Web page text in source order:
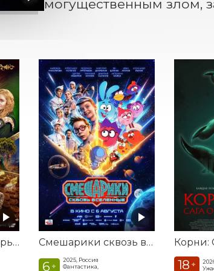
могущественным злом,
Последний богатырь. Колобок Смешарики сквозь вселенные
6 +
2025, Россия
Фантастика,
18 +